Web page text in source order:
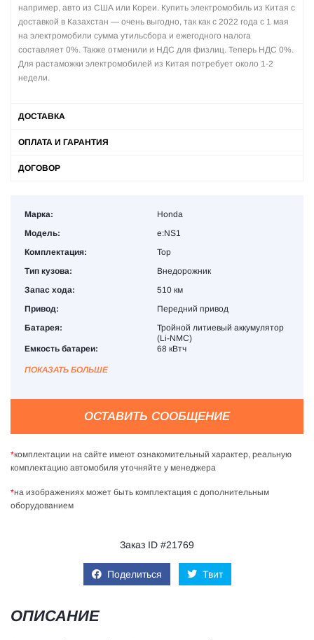
например, авто из США или Кореи. Купить электромобиль из Китая с
доставкой в Казахстан — очень выгодно, так как с 2022 года с 1 мая
на электромобили сумма утильсбора и ежегодного налога
составляет 0%. Также отменили и НДС для физлиц. Теперь НДС 0%.
Для растаможки электромобилей из Китая потребует около 1-2
недели.
ДОСТАВКА
ОПЛАТА И ГАРАНТИЯ
ДОГОВОР
Марка:
Honda
Модель:
e:NS1
Комплектация:
Top
Тип кузова:
Внедорожник
Запас хода:
510 км
Привод:
Передний привод
Батарея:
Тройной литиевый аккумулятор
(Li-NMC)
Емкость батареи:
68 кВтч
ПОКАЗАТЬ БОЛЬШЕ
ОСТАВИТЬ СООБЩЕНИЕ
*комплектации на сайте имеют ознакомительный характер, реальную
комплектацию автомобиля уточняйте у менеджера
*на изображениях может быть комплектация с дополнительным
оборудованием
Заказ ID #21769
Поделиться Твит
ОПИСАНИЕ